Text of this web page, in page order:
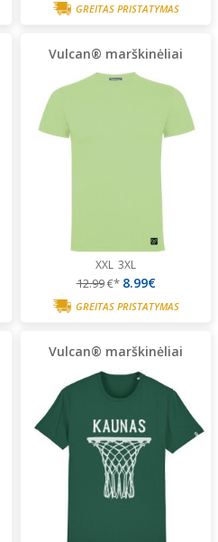
GREITAS PRISTATYMAS
Vulcan® marškinėliai
XXL 3XL
12.99€* 8.99€
GREITAS PRISTATYMAS
Vulcan® marškinėliai